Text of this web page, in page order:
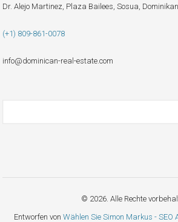
Dr. Alejo Martinez, Plaza Bailees, Sosua,
(+1) 809-861-0078
info@dominican-real-estate.com
© 2026. Alle Rechte
Entworfen von Wählen Sie Simon Markus - SEO